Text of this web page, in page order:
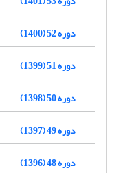
دوره 52 (1400)
دوره 51 (1399)
دوره 50 (1398)
دوره 49 (1397)
دوره 48 (1396)